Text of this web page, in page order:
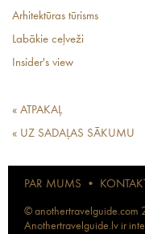
Arhitektūras tūrisms
Labākie ceļveži
Insider's view
« ATPAKAĻ
« UZ SADAĻAS SĀKUMU
PAR MUMS •
© anothertravelguide.com
Anothertravelguide.lv ir